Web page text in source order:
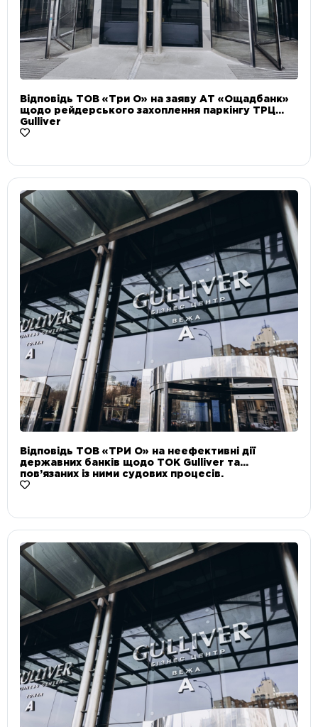
Відповідь ТОВ «Три О» на заяву АТ «Ощадбанк»
щодо рейдерського захоплення паркінгу ТРЦ
Gulliver
Відповідь ТОВ «ТРИ О» на неефективні дії
державних банків щодо ТОК Gulliver та
пов’язаних із ними судових процесів.